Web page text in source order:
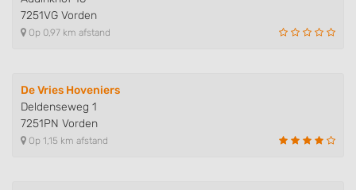
7251VG Vorden
Op 0,97 km afstand
De Vries Hoveniers
Deldenseweg 1
7251PN Vorden
Op 1,15 km afstand